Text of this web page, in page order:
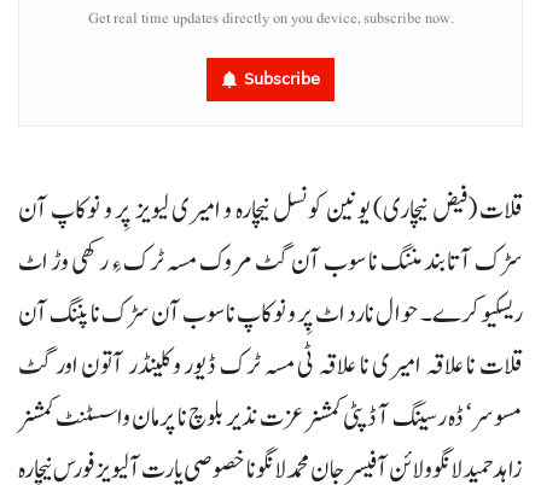
Get real time updates directly on you device, subscribe now.
Subscribe
قلات (فیض نیچاری) یونین کونسل نیچارہ و امیری لیویز پِر و نوکاپ آن
سڑک آتابند مننگ نا سوب آن گٹ مروک مسہ ٹرک ءِ رکھی وڑ اٹ
ریسکیو کرے۔ حوال نارد اٹ پِر و نوکاپ ناسوب آن سڑک نا پننگ آن
قلات نا علاقہ امیری نا علاقہ ٹی مسہ ٹرک ڈیور وکلینڈر آتون اور گٹ
مسوسر‘ ڈہ رسینگ آ ڈپٹی کمشنر عزت نذیر بلوچ نا پرمان واسسٹنٹ کمشنر
زاہد حمید لانگو و لائن آفیسر جان محمد لانگو نا خصوصی پارت آ لیویز فورس نیچارہ